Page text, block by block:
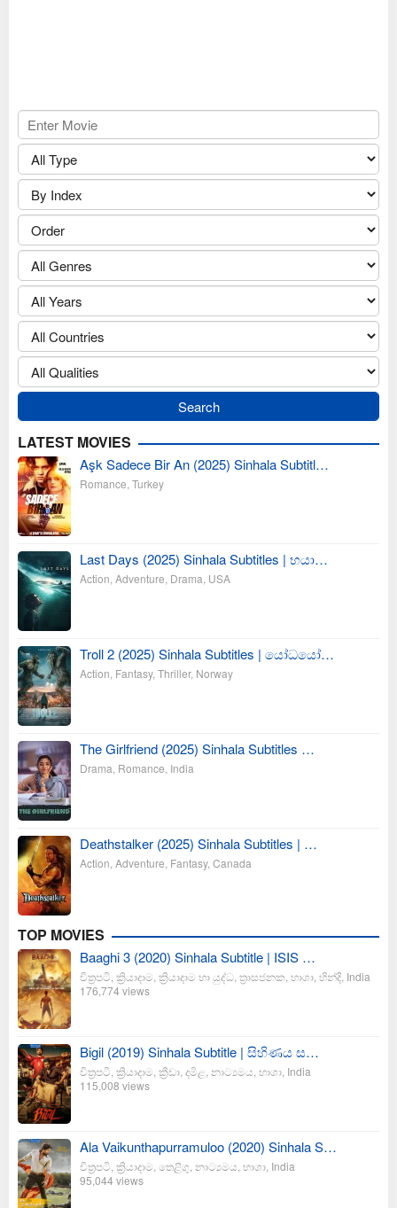
LATEST MOVIES
Aşk Sadece Bir An (2025) Sinhala Subtitl…
Romance Turkey
Last Days (2025) Sinhala Subtitles | භයා…
Action Adventure Drama USA
Troll 2 (2025) Sinhala Subtitles | යෝධයෝ…
Action Fantasy, Thriller, Norway
The Girlfriend (2025) Sinhala Subtitles …
Drama Romance India
Deathstalker (2025) Sinhala Subtitles | …
Action Adventure Fantasy, Canada
TOP MOVIES
Baaghi 3 (2020) Sinhala Subtitle | ISIS …
චිත්‍රපටි ක්‍රියාදාම ක්‍රියාදාම හා යුද්ධ ත්‍රාසජනක භාශා හින්දි India
176,774 views
Bigil (2019) Sinhala Subtitle | සිහිණය ස…
චිත්‍රපටි ක්‍රියාදාම ක්‍රීඩා දමිළ නාට්‍යමය භාශා India
115,008 views
Ala Vaikunthapurramuloo (2020) Sinhala S…
චිත්‍රපටි ක්‍රියාදාම තෙළිගු නාට්‍යමය භාශා India
95,044 views